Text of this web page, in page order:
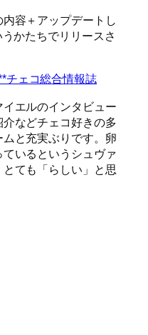
容＋アップデートし
かたちでリリースさ
チェコ総合情報誌
エルのインタビュー
などチェコ好きの多
と充実ぶりです。卵
いるというシュヴァ
ても「らしい」と思